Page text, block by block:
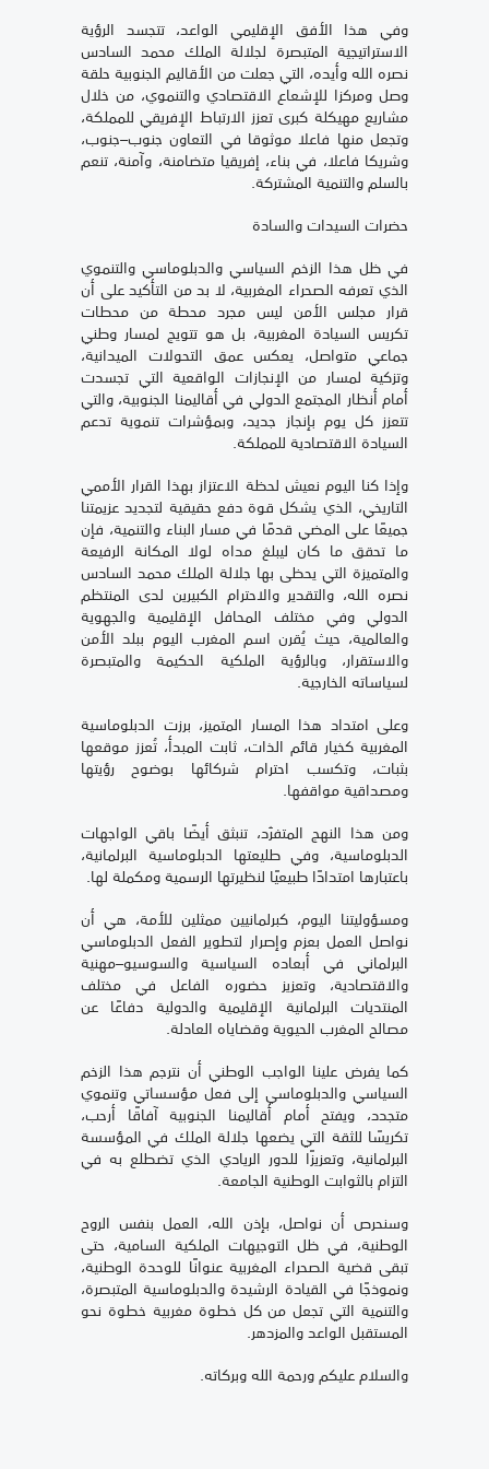
وفي هذا الأفق الإقليمي الواعد، تتجسد الرؤية
الاستراتيجية المتبصرة لجلالة الملك محمد السادس
نصره الله وأيده، التي جعلت من الأقاليم الجنوبية حلقة
وصل ومركزا للإشعاع الاقتصادي والتنموي، من خلال
مشاريع مهيكلة كبرى تعزز الارتباط الإفريقي للمملكة،
وتجعل منها فاعلا موثوقا في التعاون جنوب–جنوب،
وشريكا فاعلا، في بناء، إفريقيا متضامنة، وآمنة، تنعم
بالسلم والتنمية المشتركة.
حضرات السيدات والسادة
في ظل هذا الزخم السياسي والدبلوماسي والتنموي
الذي تعرفه الصحراء المغربية، لا بد من التأكيد على أن
قرار مجلس الأمن ليس مجرد محطة من محطات
تكريس السيادة المغربية، بل هو تتويج لمسار وطني
جماعي متواصل، يعكس عمق التحولات الميدانية،
وتزكية لمسار من الإنجازات الواقعية التي تجسدت
أمام أنظار المجتمع الدولي في أقاليمنا الجنوبية، والتي
تتعزز كل يوم بإنجاز جديد، وبمؤشرات تنموية تدعم
السيادة الاقتصادية للمملكة.
وإذا كنا اليوم نعيش لحظة الاعتزاز بهذا القرار الأممي
التاريخي، الذي يشكل قوة دفع حقيقية لتجديد عزيمتنا
جميعًا على المضي قدمًا في مسار البناء والتنمية، فإن
ما تحقق ما كان ليبلغ مداه لولا المكانة الرفيعة
والمتميزة التي يحظى بها جلالة الملك محمد السادس
نصره الله، والتقدير والاحترام الكبيرين لدى المنتظم
الدولي وفي مختلف المحافل الإقليمية والجهوية
والعالمية، حيث يُقرن اسم المغرب اليوم ببلد الأمن
والاستقرار، وبالرؤية الملكية الحكيمة والمتبصرة
لسياساته الخارجية.
وعلى امتداد هذا المسار المتميز، برزت الدبلوماسية
المغربية كخيار قائم الذات، ثابت المبدأ، تُعزز موقعها
بثبات، وتكسب احترام شركائها بوضوح رؤيتها
ومصداقية مواقفها.
ومن هذا النهج المتفرّد، تنبثق أيضًا باقي الواجهات
الدبلوماسية، وفي طليعتها الدبلوماسية البرلمانية،
باعتبارها امتدادًا طبيعيًا لنظيرتها الرسمية ومكملة لها.
ومسؤوليتنا اليوم، كبرلمانيين ممثلين للأمة، هي أن
نواصل العمل بعزم وإصرار لتطوير الفعل الدبلوماسي
البرلماني في أبعاده السياسية والسوسيو–مهنية
والاقتصادية، وتعزيز حضوره الفاعل في مختلف
المنتديات البرلمانية الإقليمية والدولية دفاعًا عن
مصالح المغرب الحيوية وقضاياه العادلة.
كما يفرض علينا الواجب الوطني أن نترجم هذا الزخم
السياسي والدبلوماسي إلى فعل مؤسساتي وتنموي
متجدد، ويفتح أمام أقاليمنا الجنوبية آفاقًا أرحب،
تكريسًا للثقة التي يضعها جلالة الملك في المؤسسة
البرلمانية، وتعزيزًا للدور الريادي الذي تضطلع به في
التزام بالثوابت الوطنية الجامعة.
وسنحرص أن نواصل، بإذن الله، العمل بنفس الروح
الوطنية، في ظل التوجيهات الملكية السامية، حتى
تبقى قضية الصحراء المغربية عنوانًا للوحدة الوطنية،
ونموذجًا في القيادة الرشيدة والدبلوماسية المتبصرة،
والتنمية التي تجعل من كل خطوة مغربية خطوة نحو
المستقبل الواعد والمزدهر.
والسلام عليكم ورحمة الله وبركاته.